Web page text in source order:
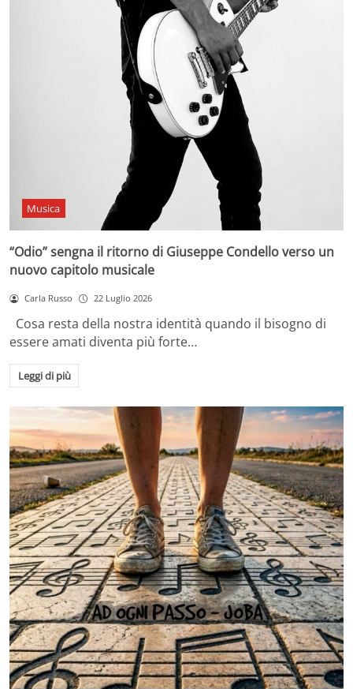
Musica
“Odio” sengna il ritorno di Giuseppe Condello verso un
nuovo capitolo musicale
Carla Russo 22 Luglio 2026
Cosa resta della nostra identità quando il bisogno di
essere amati diventa più forte…
Leggi di più